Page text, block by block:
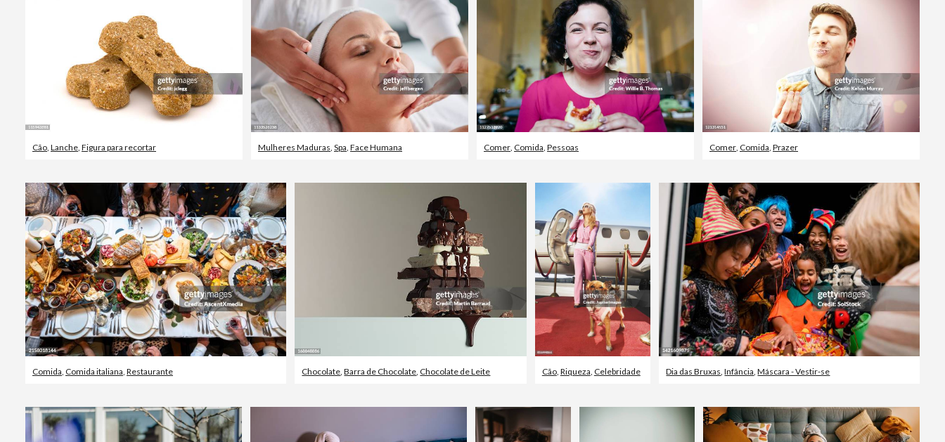
Cão Lanche Figura para recortar Mulheres Maduras Spa Face Humana Comer Comida Pessoas Comer Comida Prazer
Comida, Comida italiana, Restaurante Chocolate,Barra de Chocolate, Chocolate de Leite Cão, Riqueza, Celebridade Dia das Bruxas,Infância,Máscara - Vestir-se